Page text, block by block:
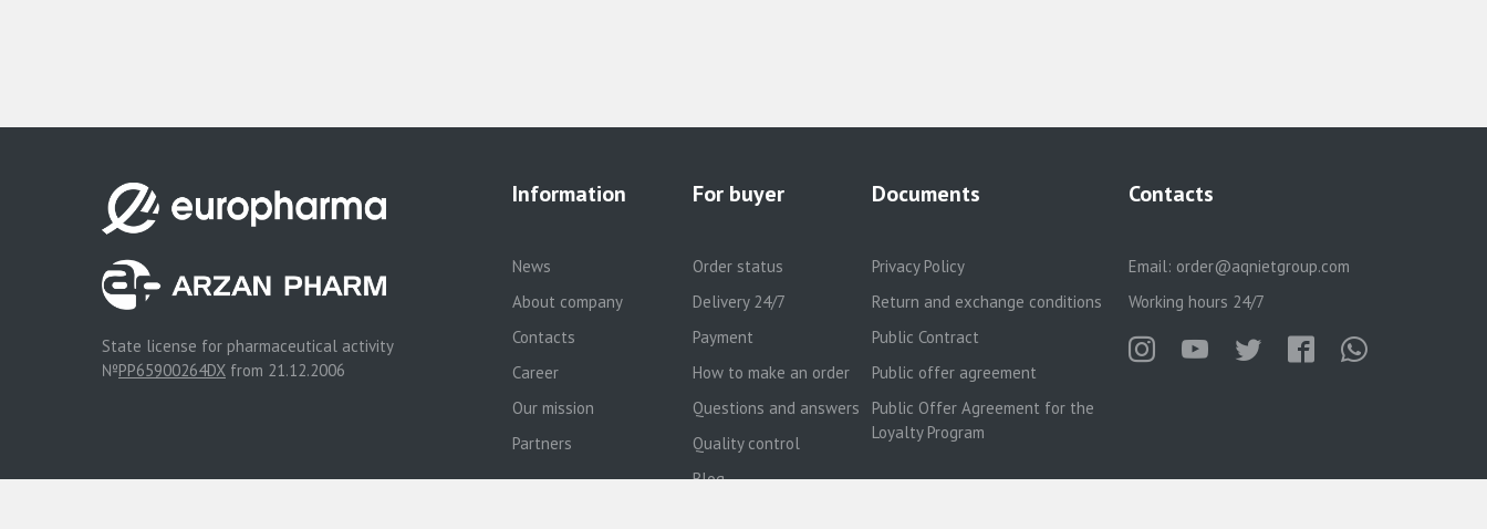
State license for pharmaceutical activity
№PP65900264DX from 21.12.2006
Information
News
About company
Contacts
Career
Our mission
Partners
For buyer
Order status
Delivery 24/7
Payment
How to make an order
Questions and answers
Quality control
Blog
Documents
Privacy Policy
Return and exchange conditions
Public Contract
Public offer agreement
Public Offer Agreement for the
Loyalty Program
Contacts
Email: order@aqnietgroup.com
Working hours 24/7